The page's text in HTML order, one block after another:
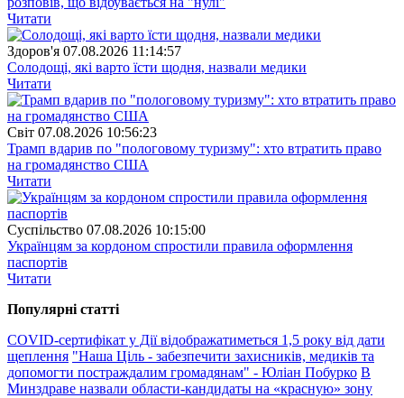
Читати
Здоров'я 07.08.2026 11:14:57
Солодощі, які варто їсти щодня, назвали медики
Читати
Свiт 07.08.2026 10:56:23
Трамп вдарив по "пологовому туризму": хто втратить право
на громадянство США
Читати
Суспiльство 07.08.2026 10:15:00
Українцям за кордоном спростили правила оформлення
паспортів
Читати
Популярнi статтi
COVID-сертифікат у Дії відображатиметься 1,5 року від дати
щеплення "Наша Ціль - забезпечити захисників, медиків та
допомогти постраждалим громадянам" - Юліан Побурко В
Минздраве назвали области-кандидаты на «красную» зону